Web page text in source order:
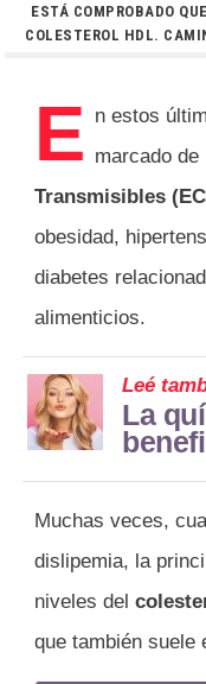
ESTÁ COMPROBADO
COLESTEROL HDL.
E n estos
marcado de
Transmisibles
obesidad,
diabetes
alimenticios.
Leé
La
Muchas veces,
dislipemia, la
niveles del
que también suele